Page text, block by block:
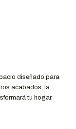
diseñado para
acabados, la
tu hogar.